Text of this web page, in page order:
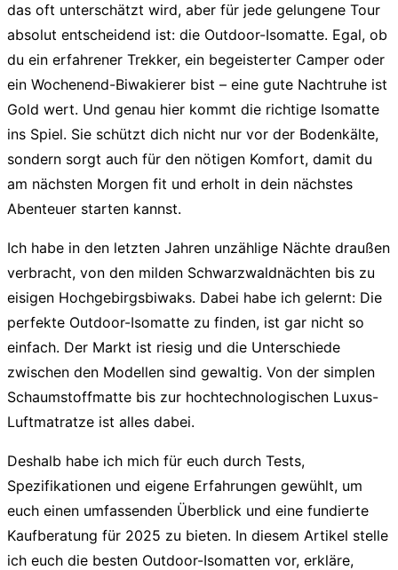
das oft unterschätzt wird, aber für jede gelungene Tour
absolut entscheidend ist: die Outdoor-Isomatte. Egal, ob
du ein erfahrener Trekker, ein begeisterter Camper oder
ein Wochenend-Biwakierer bist – eine gute Nachtruhe ist
Gold wert. Und genau hier kommt die richtige Isomatte
ins Spiel. Sie schützt dich nicht nur vor der Bodenkälte,
sondern sorgt auch für den nötigen Komfort, damit du
am nächsten Morgen fit und erholt in dein nächstes
Abenteuer starten kannst.
Ich habe in den letzten Jahren unzählige Nächte draußen
verbracht, von den milden Schwarzwaldnächten bis zu
eisigen Hochgebirgsbiwaks. Dabei habe ich gelernt: Die
perfekte Outdoor-Isomatte zu finden, ist gar nicht so
einfach. Der Markt ist riesig und die Unterschiede
zwischen den Modellen sind gewaltig. Von der simplen
Schaumstoffmatte bis zur hochtechnologischen Luxus-
Luftmatratze ist alles dabei.
Deshalb habe ich mich für euch durch Tests,
Spezifikationen und eigene Erfahrungen gewühlt, um
euch einen umfassenden Überblick und eine fundierte
Kaufberatung für 2025 zu bieten. In diesem Artikel stelle
ich euch die besten Outdoor-Isomatten vor, erkläre,